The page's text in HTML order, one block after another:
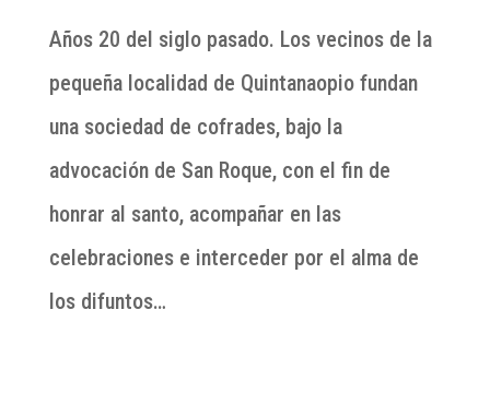
Años 20 del siglo pasado. Los vecinos de la
pequeña localidad de Quintanaopio fundan
una sociedad de cofrades, bajo la
advocación de San Roque, con el fin de
honrar al santo, acompañar en las
celebraciones e interceder por el alma de
los difuntos…